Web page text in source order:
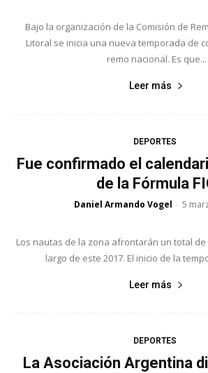
Bajo la organización de la Comisión de
Litoral se inicia una nueva temporada de
remo nacional. Es que...
Leer más
DEPORTES
Fue confirmado el
de la Fórmula
Daniel Armando Vogel - 5
Los nautas de la zona afrontarán un total de
largo de este 2017. El inicio de la
Leer más
DEPORTES
La Asociación Argentina